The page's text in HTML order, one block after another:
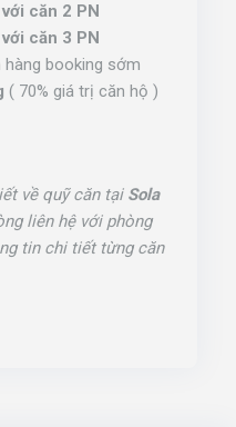
căn 2 PN
căn 3 PN
hàng booking sớm
( 70% giá trị căn hộ )
về quỹ căn tại Sola
liên hệ với phòng
tin chi tiết từng căn